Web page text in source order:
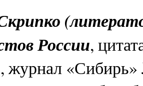
России,
журнал